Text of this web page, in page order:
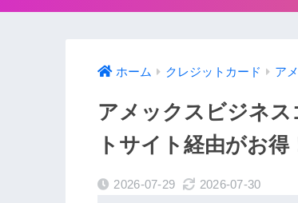
ホーム クレジットカード ア
アメックスビジネ
トサイト経由がお
2026-07-29 2026-07-30